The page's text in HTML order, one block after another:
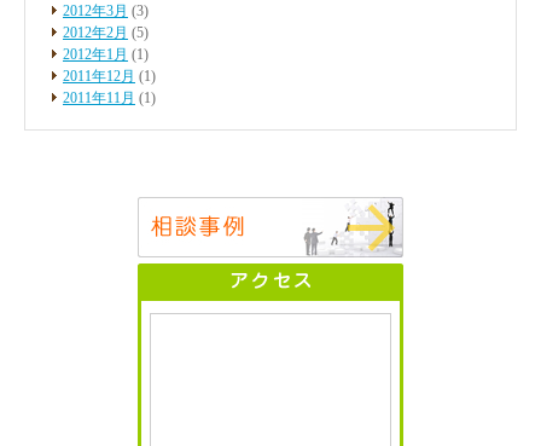
2012年3月 (3)
2012年2月 (5)
2012年1月 (1)
2011年12月 (1)
2011年11月 (1)